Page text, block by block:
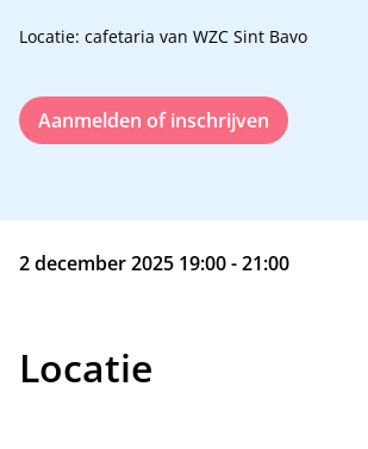
Locatie: cafetaria van WZC Sint Bavo
Aanmelden of inschrijven
2 december 2025 19:00 - 21:00
Locatie